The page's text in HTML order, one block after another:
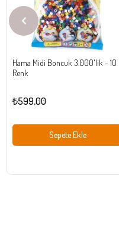
Hama Midi Boncuk 3.000'lik - 10
Renk
₺599,00
Sepete Ekle